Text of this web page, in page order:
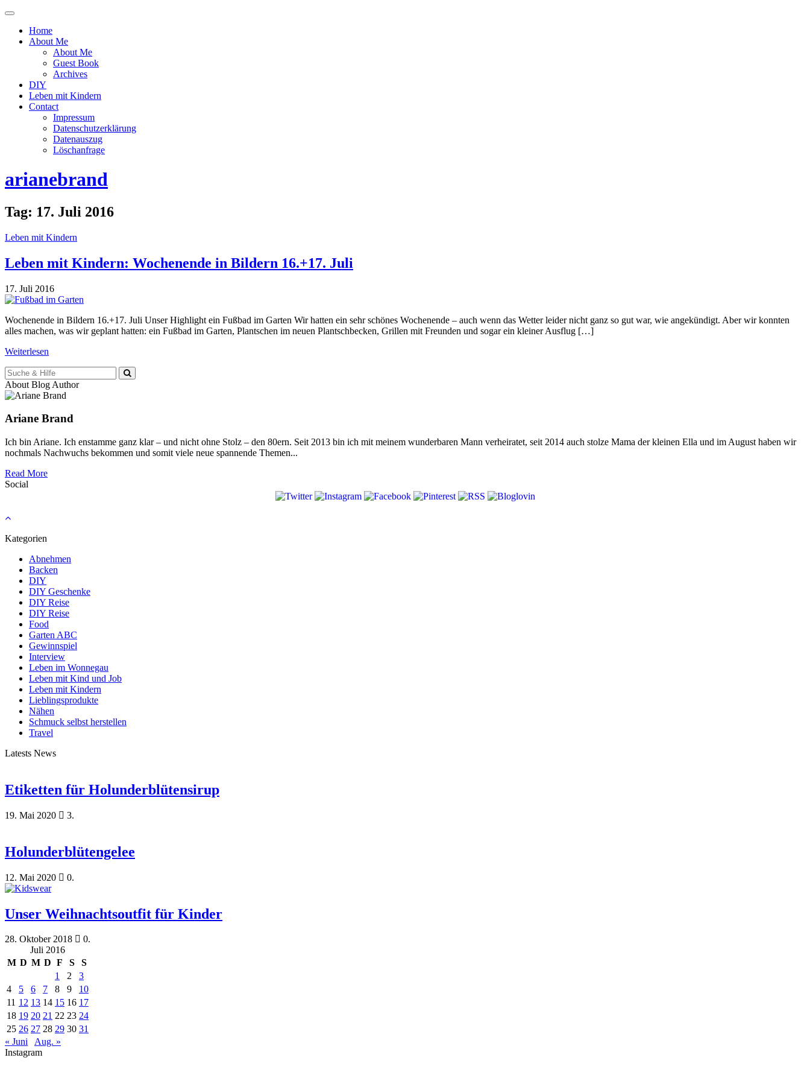
Menü
oder
ausblenden
Home
About Me
About Me
Guest Book
Archives
DIY
Leben mit Kindern
Contact
Impressum
Datenschutzerklärung
Datenauszug
Löschanfrage
arianebrand
Tag: 17. Juli 2016
Leben mit Kindern
Leben mit Kindern: Wochenende in Bildern 16.+17. Juli
17. Juli 2016
Wochenende in Bildern 16.+17. Juli Unser Highlight ein Fußbad im Garten Wir hatten ein sehr schönes Wochenende – auch wenn das Wetter leider nicht ganz so gut war, wie angekündigt. Aber wir konnten
alles machen, was wir geplant hatten: ein Fußbad im Garten, Plantschen im neuen Plantschbecken, Grillen mit Freunden und sogar ein kleiner Ausflug […]
Weiterlesen
Suche
für:
About Blog Author
Ariane Brand
Ich bin Ariane. Ich enstamme ganz klar – und nicht ohne Stolz – den 80ern. Seit 2013 bin ich mit meinem wunderbaren Mann verheiratet, seit 2014 auch stolze Mama der kleinen Ella und im August haben wir
nochmals Nachwuchs bekommen und somit viele neue spannende Themen...
Read More
Social
Kategorien
Abnehmen
Backen
DIY
DIY Geschenke
DIY Reise
DIY Reise
Food
Garten ABC
Gewinnspiel
Interview
Leben im Wonnegau
Leben mit Kind und Job
Leben mit Kindern
Lieblingsprodukte
Nähen
Schmuck selbst herstellen
Travel
Latests News
Etiketten für Holunderblütensirup
19. Mai 2020 3.
Holunderblütengelee
12. Mai 2020 0.
Unser Weihnachtsoutfit für Kinder
28. Oktober 2018
0.
Juli 2016
M D M D F S
S
1
2
3
4
5 6 7 8 9
10
11 12 13 14 15 16 17
18 19 20 21 22 23 24
25 26 27 28 29 30 31
« Juni
Aug. »
Instagram